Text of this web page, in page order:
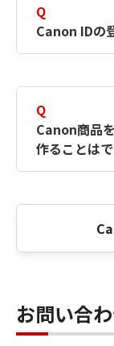
択した
簡単に作
Canon
Q
Canon IDの
Q
Canon商品
作ることは
お問い合